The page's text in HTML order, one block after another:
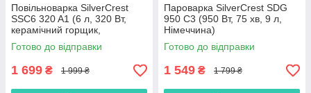
Повільноварка SilverCrest
SSC6 320 A1 (6 л, 320 Вт,
керамічний горщик,
Німеччина)
Готово до відправки
1 699 ₴ 1 999 ₴
Пароварка SilverCrest SDG
950 C3 (950 Вт, 75 хв, 9 л,
Німеччина)
Готово до відправки
1 549 ₴ 1 799 ₴